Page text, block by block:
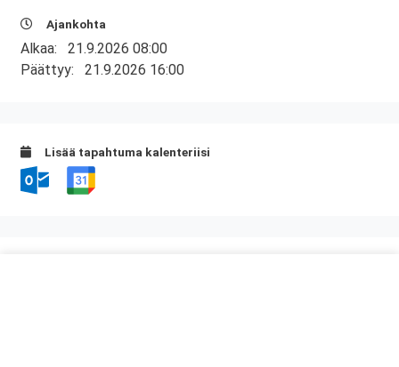
Ajankohta
Alkaa: 21.9.2026 08:00
Päättyy: 21.9.2026 16:00
Lisää tapahtuma kalenteriisi